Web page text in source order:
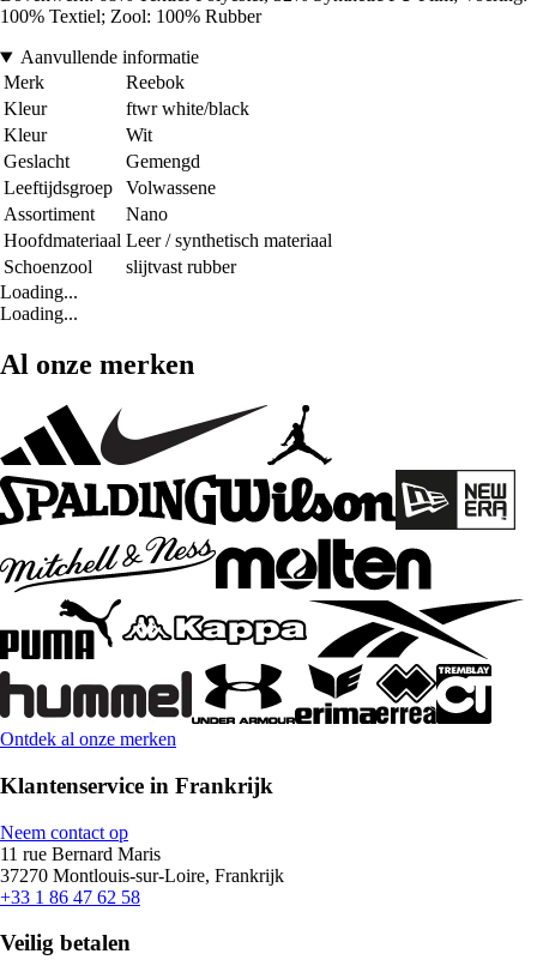
100% Textiel; Zool: 100% Rubber
Aanvullende informatie
Merk
Reebok
Kleur
ftwr white/black
Kleur
Wit
Geslacht
Gemengd
Leeftijdsgroep
Volwassene
Assortiment
Nano
Hoofdmateriaal Leer / synthetisch materiaal
Schoenzool
slijtvast rubber
Loading...
Loading...
Al onze merken
Ontdek al onze merken
Klantenservice in Frankrijk
Neem contact op
11 rue Bernard Maris
37270 Montlouis-sur-Loire, Frankrijk
+33 1 86 47 62 58
Veilig betalen